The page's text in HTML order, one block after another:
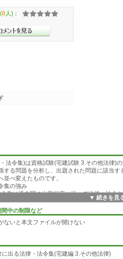
法令集)は資格試験(宅建試験 3.その他法律)
する問題を分析し、出題された問題に該当
並べ変えたものです。
集の強み
集は過去問の出題頻度に従って法律・法令
んでいるので最初のページから学んでいけ
確実に合格ラインをクリアできるように過
ンをクリアできるとは?
では、出題頻度2回以上の条文で合格ライン
。
の回数が多ければヒット率(纏めた法律・法
▼ 続きを見
中の制限など
ないと本文ファイルが開けない
に出る法律・法令集(宅建編 3.その他法律)
0 人)：